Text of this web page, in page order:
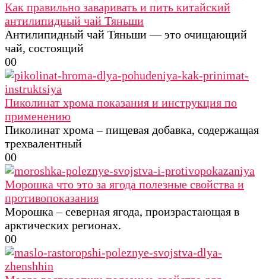
Как правильно заваривать и пить китайский
антилипидный чай Тяньши
Антилипидный чай Тяньши — это очищающий
чай, состоящий
00
Пиколинат хрома показания и инструкция по
применению
Пиколинат хрома – пищевая добавка, содержащая
трехвалентный
00
Морошка что это за ягода полезные свойства и
противопоказания
Морошка – северная ягода, произрастающая в
арктических регионах.
00